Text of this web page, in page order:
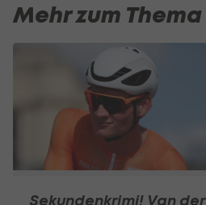
Mehr zum Thema
Sekundenkrimi! Van der